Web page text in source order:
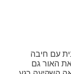
עם חיבה
האור גם